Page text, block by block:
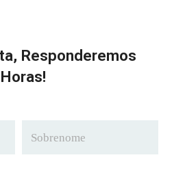
Responderemos